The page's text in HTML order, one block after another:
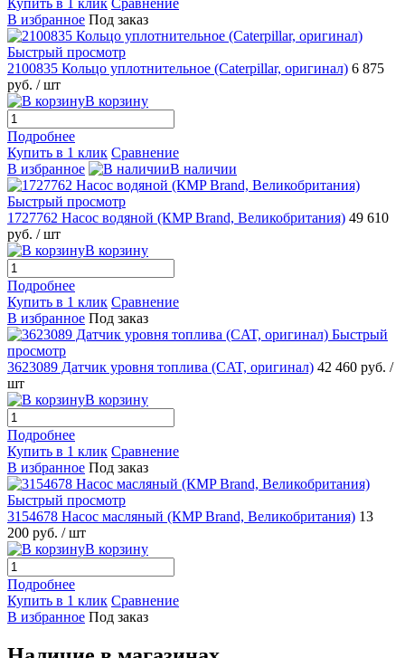
Купить в 1 клик Сравнение
В избранное Под заказ
Быстрый просмотр
2100835 Кольцо уплотнительное (Caterpillar, оригинал) 6 875
руб. / шт
В корзину
Подробнее
Купить в 1 клик Сравнение
В избранное
В наличии
Быстрый просмотр
1727762 Насос водяной (КMP Brand, Великобритания) 49 610
руб. / шт
В корзину
Подробнее
Купить в 1 клик Сравнение
В избранное Под заказ
Быстрый
просмотр
3623089 Датчик уровня топлива (CAT, оригинал) 42 460 руб. /
шт
В корзину
Подробнее
Купить в 1 клик Сравнение
В избранное Под заказ
Быстрый просмотр
3154678 Насос масляный (КMP Brand, Великобритания) 13
200 руб. / шт
В корзину
Подробнее
Купить в 1 клик Сравнение
В избранное Под заказ